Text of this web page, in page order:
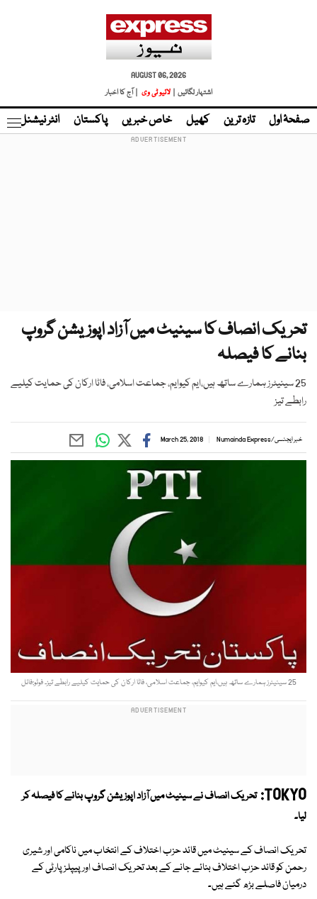
AUGUST 06, 2026
اشتہار لگائیں |
لائیو ٹی وی | آج کا اخبار
صفحۂ اول تازہ ترین کھیل خاص خبریں پاکستان انٹر نیشنل
تحریک انصاف کا سینیٹ میں آزاد اپوزیشن گروپ
بنانے کا فیصلہ
25 سینیٹرز ہمارے ساتھ ہیں،ایم کیوایم، جماعت اسلامی، فاٹا ارکان کی حمایت کیلیے
رابطے تیز
خبر ایجنسی/
Numainda Express
March 25, 2018
25 سینیٹرز ہمارے ساتھ ہیں،ایم کیوایم، جماعت اسلامی، فاٹا ارکان کی حمایت کیلیے رابطے تیز۔ فوٹو:فائل
TOKYO: تحریک انصاف نے سینیٹ میں آزاد اپوزیشن گروپ بنانے کا فیصلہ کر
لیا۔
تحریک انصاف کے سینیٹ میں قائد حزب اختلاف کے انتخاب میں ناکامی اور شیری
رحمن کو قائد حزب اختلاف بنائے جانے کے بعد تحریک انصاف اور پیپلزپارٹی کے
درمیان فاصلے بڑھ گئے ہیں۔